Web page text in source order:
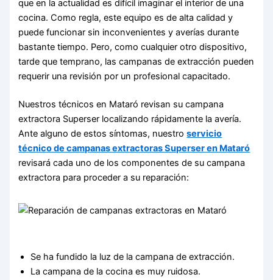
que en la actualidad es difícil imaginar el interior de una
cocina. Como regla, este equipo es de alta calidad y
puede funcionar sin inconvenientes y averías durante
bastante tiempo. Pero, como cualquier otro dispositivo,
tarde que temprano, las campanas de extracción pueden
requerir una revisión por un profesional capacitado.
Nuestros técnicos en Mataró revisan su campana
extractora Superser localizando rápidamente la avería.
Ante alguno de estos síntomas, nuestroservicio
técnico de campanas extractoras Superser en Mataró
revisará cada uno de los componentes de su campana
extractora para proceder a su reparación:
Se ha fundido la luz de la campana de extracción.
La campana de la cocina es muy ruidosa.